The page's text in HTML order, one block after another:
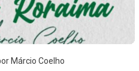
Márcio Coelho